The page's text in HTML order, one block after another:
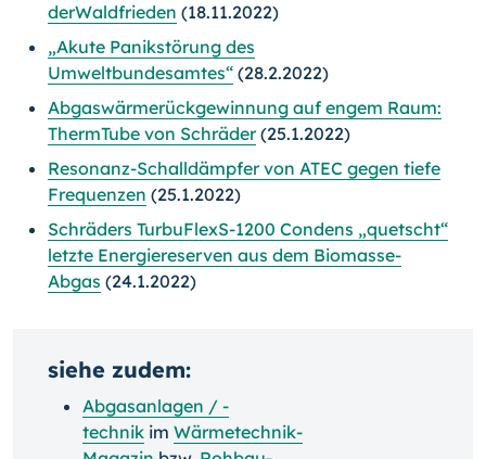
derWaldfrieden (18.11.2022)
„Akute Panikstörung des
Umweltbundesamtes“ (28.2.2022)
Abgaswärmerückgewinnung auf engem Raum:
ThermTube von Schräder(25.1.2022)
Resonanz-Schalldämpfer von ATEC gegen tiefe
Frequenzen (25.1.2022)
Schräders TurbuFlexS-1200 Condens „quetscht“
letzte Energiereserven aus dem Biomasse-
Abgas (24.1.2022)
siehe zudem:
Abgasanlagen / -
technik im Wärmetechnik-